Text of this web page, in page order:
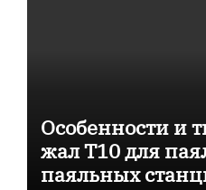
Особенности и
жал T10 для
паяльных